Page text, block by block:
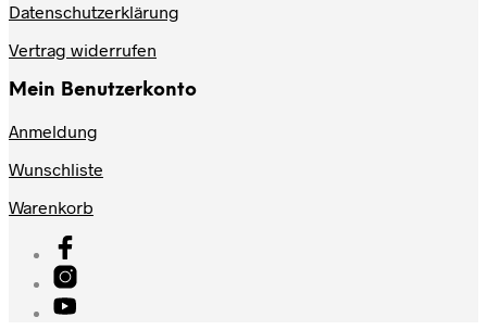
Datenschutzerklärung
Vertrag widerrufen
Mein Benutzerkonto
Anmeldung
Wunschliste
Warenkorb